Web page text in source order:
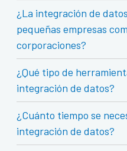
¿La integración de
pequeñas empresas
corporaciones?
¿Qué tipo de
integración de datos?
¿Cuánto tiempo se
integración de datos?